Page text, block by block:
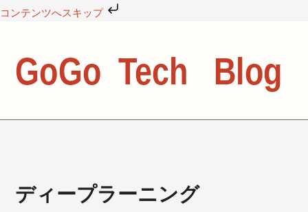
コンテンツへスキップ
内
ディープラーニング